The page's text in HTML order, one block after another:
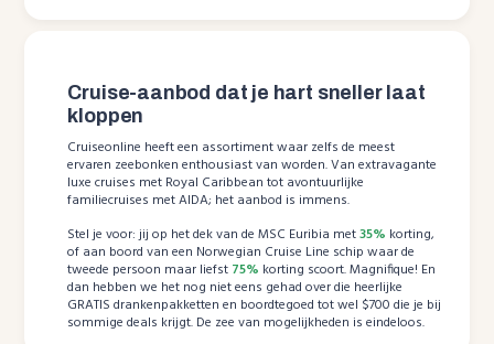
Cruise-aanbod dat je hart sneller laat
kloppen
Cruiseonline heeft een assortiment waar zelfs de meest
ervaren zeebonken enthousiast van worden. Van extravagante
luxe cruises met Royal Caribbean tot avontuurlijke
familiecruises met AIDA; het aanbod is immens.
Stel je voor: jij op het dek van de MSC Euribia met35% korting,
of aan boord van een Norwegian Cruise Line schip waar de
tweede persoon maar liefst 75% korting scoort. Magnifique! En
dan hebben we het nog niet eens gehad over die heerlijke
GRATIS drankenpakketten en boordtegoed tot wel $700 die je bij
sommige deals krijgt. De zee van mogelijkheden is eindeloos.